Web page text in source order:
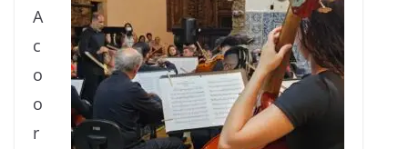
A
c
o
o
r